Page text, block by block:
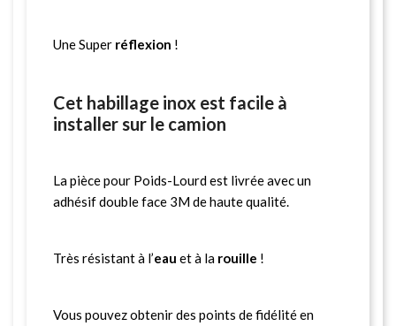
Une Super réflexion !
Cet habillage inox est facile à
installer sur le camion
La pièce pour Poids-Lourd est livrée avec un
adhésif double face 3M de haute qualité.
Très résistant à l’eau et à la rouille !
Vous pouvez obtenir des points de fidélité en